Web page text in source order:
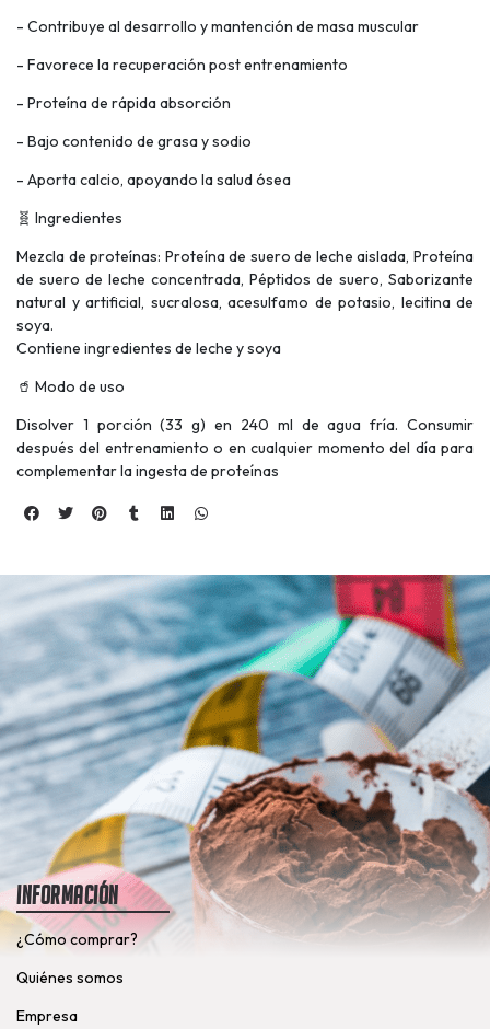
- Contribuye al desarrollo y mantención de masa muscular
- Favorece la recuperación post entrenamiento
- Proteína de rápida absorción
- Bajo contenido de grasa y sodio
- Aporta calcio, apoyando la salud ósea
🧬 Ingredientes
Mezcla de proteínas: Proteína de suero de leche aislada, Proteína
de suero de leche concentrada, Péptidos de suero, Saborizante
natural y artificial, sucralosa, acesulfamo de potasio, lecitina de
soya.
Contiene ingredientes de leche y soya
🥤 Modo de uso
Disolver 1 porción (33 g) en 240 ml de agua fría. Consumir
después del entrenamiento o en cualquier momento del día para
complementar la ingesta de proteínas
Información
¿Cómo comprar?
Quiénes somos
Empresa